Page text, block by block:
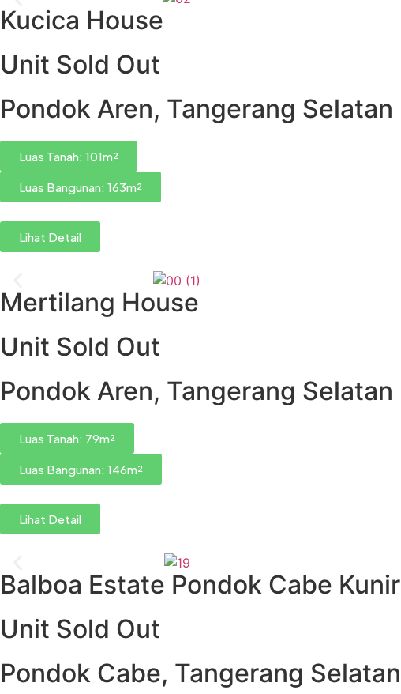
Kucica House
Unit Sold Out
Pondok Aren, Tangerang Selatan
Luas Tanah: 101m²
Luas Bangunan: 163m²
Lihat Detail
Mertilang House
Unit Sold Out
Pondok Aren, Tangerang Selatan
Luas Tanah: 79m²
Luas Bangunan: 146m²
Lihat Detail
Balboa Estate Pondok Cabe Kunir
Unit Sold Out
Pondok Cabe, Tangerang Selatan